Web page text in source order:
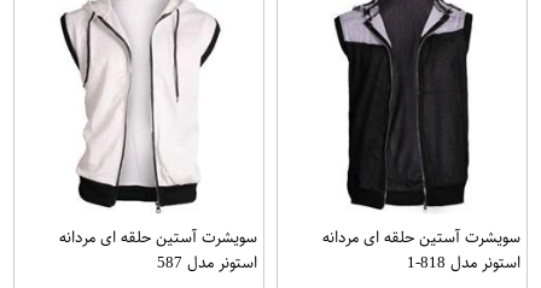
سویشرت آستین حلقه ای مردانه
استونر مدل 818-1
سویشرت آستین حلقه ای مردانه
استونر مدل 587